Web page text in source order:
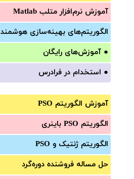
آموزش‌ نرم‌افزار متلب Matlab
الگوریتم‌های بهینه‌سازی هوشمند
● آموزش‌های رایگان
● استخدام در فرادرس
آموزش الگوریتم PSO
الگوریتم PSO باینری
الگوریتم ژنتیک و PSO
حل مساله فروشنده دوره‌گرد